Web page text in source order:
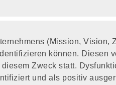
(Mission, Vision,
können. Diesen
Zweck statt.
und als positiv